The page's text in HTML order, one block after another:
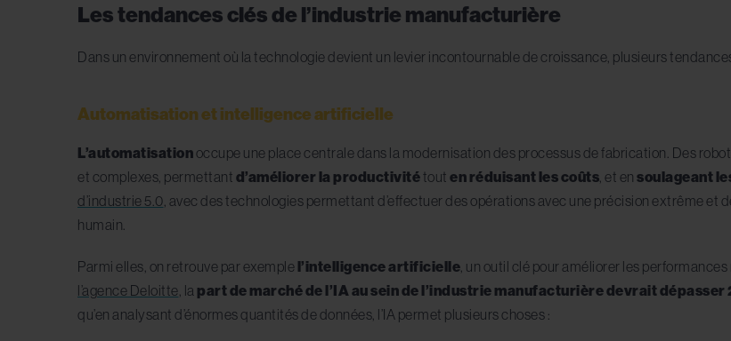
Les tendances clés de l’industrie manufacturière
Dans un environnement où la technologie devient un levier incontournable de croissance, plusieurs
Automatisation et intelligence artificielle
L’automatisationoccupe une place centrale dans la modernisation des processus de fabrication. Des
et complexes, permettant d’améliorer la productivitétout en réduisant les coûts , et en soulageant
d’industrie 5.0 , avec des technologies permettant d’effectuer des opérations avec une précision extrême
humain.
Parmi elles, on retrouve par exemple l’intelligence artificielle , un outil clé pour améliorer les
l’agence Deloitte , la part de marché de l’IA au sein de l’industrie manufacturière devrait
qu’en analysant d’énormes quantités de données, l’IA permet plusieurs choses :